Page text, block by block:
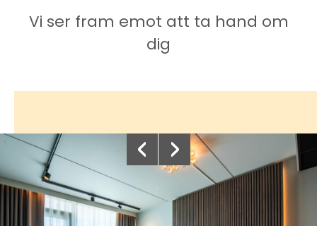
Vi ser fram emot att ta hand om
dig
‹ ›